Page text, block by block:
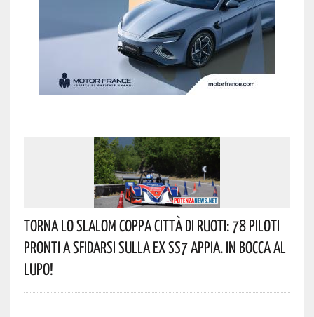
Torna Lo Slalom Coppa Città Di Ruoti: 78 Piloti
Pronti A Sfidarsi Sulla Ex SS7 Appia. In Bocca Al
Lupo!